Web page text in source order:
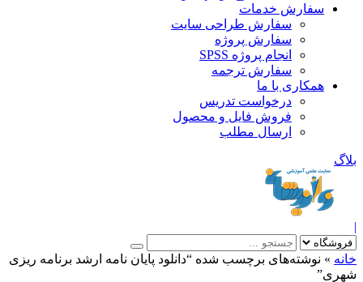
سفارش خدمات
سفارش طراحی سایت
سفارش پروژه
انجام پروژه SPSS
سفارش ترجمه
همکاری با ما
درخواست تدریس
فروش فایل و محصول
ارسال مطلب
»نوشته‌های برچسب شده “دانلود پایان نامه ارشد برنامه ریزی